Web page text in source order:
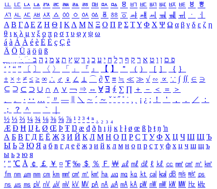
ㅥ ㅦ ㅧ ㅨ ㅩ ㅪ ㅫ ㅬ ㅭ ㅮ ㅯ ㅰ ㅱ ㅲ ㅳ ㅴ ㅵ ㅶ ㅷ ㅸ
ㅹ
ㅺ ㅻ ㅼ ㅽ ㅾ ㅿ ㆀ ㆁ ㆂ ㆃ ㆄ ㆅ ㆆ ㆇ ㆈ ㆉ ㆊ ㆋ ㆌ ㆍ
ㆎ
Α Β ΓΔ Ε Ζ Η Θ Ι ΚΛ Μ Ν Ξ Ο Π Ρ Σ ΤΥ Φ Χ Ψ Ω α β γ δ ε ζ η
θ ι κ λ μ ν ξ ο π ρ σ τ υ φ χ ψ ω
á à Á À é è É È ç Ç ê
Ä Ö Ü ä ö ü ß
ִֶֹ ֻּ ׁׂ פ ם ן ו ט א ר ק ף ך ל ח י ע כ ג ד ש ץ ת צ מ נ ה ב
‘ ’ “ ” 〔 〕 〈 〉 「 」 『 』 【 】 ＂ （ ） ［ ］ ｛ ｝
± × ÷ ≠ ≤ ≥ ∞ ∴ ♂ ♀ ∠ ⊥ ⌒ ∂ ∇ ≡ ≒ ≪ ≫ √ ∽ ∝ ∵ ∫ ∬ ∈ ∋
⊆ ⊇ ⊂ ⊃ ∪ ∩ ∧ ∨ ￢ ⇒ ⇔ ∀ ∃ ∮ ∑ ∏ ＋ － ＜ ＝
＞
、
。 · ‥ … ¨ 〃 ― ＼ ∼ ´ ～ ˇ ˘ ˝ ˚ ˙ ¸ ¡ ¿ ː ！ ＇ ， ． ／
：
；
？ ＾ ｀
½ ⅓ ⅔ ¼ ¾ ⅛ ⅜ ⅝ ⅞ ¹ ² ³ ⁴ ⁿ ₁ ₂ ₃ ₄
Æ Ð Ħ Ĳ Ł Ø Œ Þ Ŧ Ŋ æ đ ð ħ ı ĳ ĸ ŀ ł ø œ ß þ ŧ ŋ ŉ
А Б В Г Д Е Ё Ж З И Й К Л М Н О П Р С Т У Ф Х Ц Ч Ш Щ Ъ
Ы Ь Э Ю Я а б в г д е ё ж з и й к л м н о п р с т у ф х ц ч ш щ ъ
ы ь э ю я
′ ″ ℃ Å ￠ ￡ ￥ ¤ ℉ ‰ ＄ ％ Ｆ ￦ ㎕ ㎖ ㎗ ℓ ㎘ ㏄ ㎣ ㎤ ㎥ ㎦
㎙ ㎚ ㎛ ㎜ ㎝ ㎞ ㎟ ㎠ ㎡ ㎢ ㏊ ㎍ ㎎ ㎏ ㏏ ㎈ ㎉ ㏈ ㎧ ㎨ ㎰
㎱ ㎲ ㎳ ㎴ ㎵ ㎶ ㎷ ㎸ ㎹ ㎀ ㎁ ㎂ ㎃ ㎄ ㎺ ㎻ ㎽ ㎾ ㎿ ㎐ ㎑